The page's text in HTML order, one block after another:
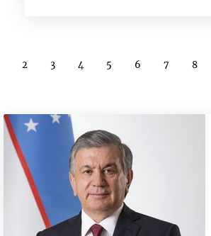
2 3 4 5 6 7 8